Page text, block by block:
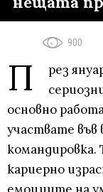
900
П
рез
основно
участвате
командировка.
кариерно